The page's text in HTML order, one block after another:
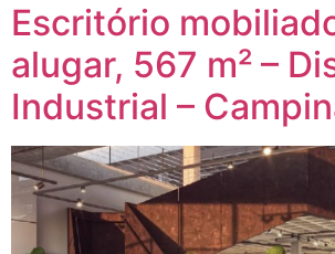
Escritório
alugar, 567 m² –
Industrial –